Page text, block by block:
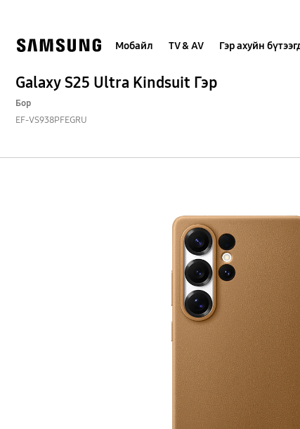
Мобайл TV & AV Гэр ахуйн
Galaxy S25 Ultra Kindsuit Гэр
Бор
EF-VS938PFEGRU